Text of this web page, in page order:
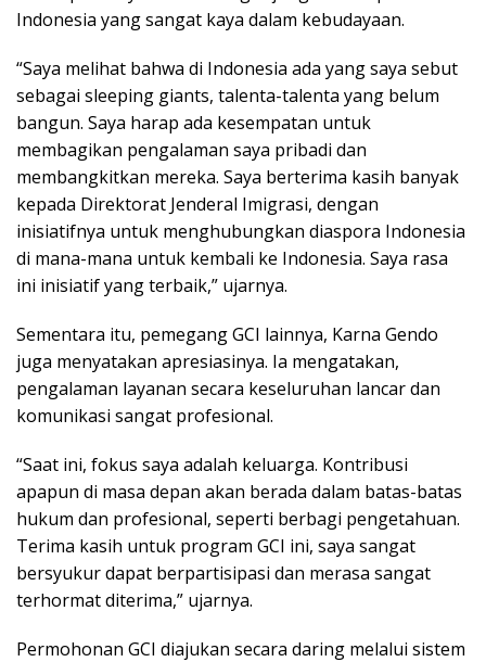
Indonesia yang sangat kaya dalam kebudayaan.
“Saya melihat bahwa di Indonesia ada yang saya sebut
sebagai sleeping giants, talenta-talenta yang belum
bangun. Saya harap ada kesempatan untuk
membagikan pengalaman saya pribadi dan
membangkitkan mereka. Saya berterima kasih banyak
kepada Direktorat Jenderal Imigrasi, dengan
inisiatifnya untuk menghubungkan diaspora Indonesia
di mana-mana untuk kembali ke Indonesia. Saya rasa
ini inisiatif yang terbaik,” ujarnya.
Sementara itu, pemegang GCI lainnya, Karna Gendo
juga menyatakan apresiasinya. Ia mengatakan,
pengalaman layanan secara keseluruhan lancar dan
komunikasi sangat profesional.
“Saat ini, fokus saya adalah keluarga. Kontribusi
apapun di masa depan akan berada dalam batas-batas
hukum dan profesional, seperti berbagi pengetahuan.
Terima kasih untuk program GCI ini, saya sangat
bersyukur dapat berpartisipasi dan merasa sangat
terhormat diterima,” ujarnya.
Permohonan GCI diajukan secara daring melalui sistem